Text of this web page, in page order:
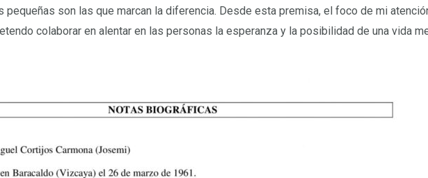
son las que marcan la diferencia. Desde esta premisa, el foco de mi
colaborar en alentar en las personas la esperanza y la posibilidad de una vida